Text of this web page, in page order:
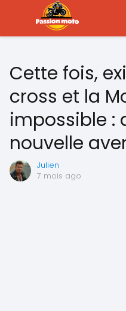
Cette fois,
cross et la
impossible :
nouvelle
Julien
7 mois ago